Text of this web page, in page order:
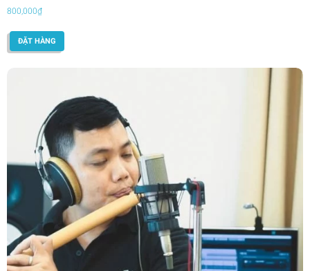
800,000₫
ĐẶT HÀNG